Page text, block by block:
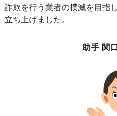
詐欺を行う業者の撲滅を目指
立ち上げました。
助手 関